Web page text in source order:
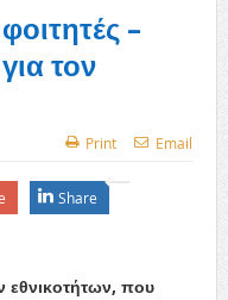
–
τον
Print Email
Share
εθνικοτήτων, που